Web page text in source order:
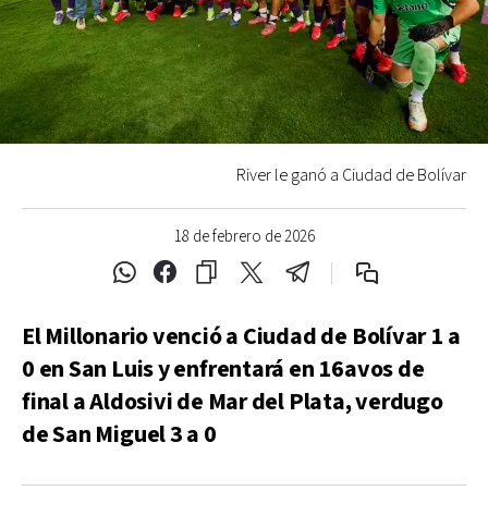
18 de febrero de 2026
River le ganó a Ciudad de Bolívar
El Millonario venció a Ciudad de Bolívar 1 a
0 en San Luis y enfrentará en 16avos de
final a Aldosivi de Mar del Plata, verdugo
de San Miguel 3 a 0